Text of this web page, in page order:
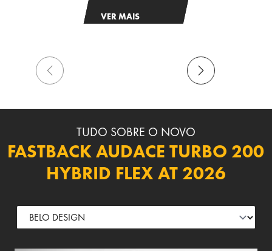
VER MAIS
TUDO SOBRE O NOVO
FASTBACK AUDACE TURBO 200
HYBRID FLEX AT 2026